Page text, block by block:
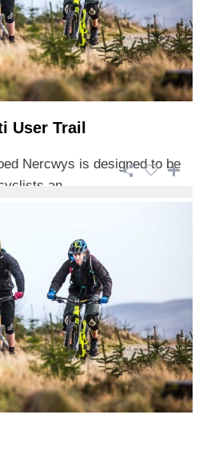
User Trail
Nercwys is designed to be
an ...